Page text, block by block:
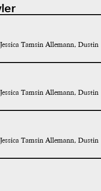
Tamsin Allemann, Dustin
Tamsin Allemann, Dustin
Tamsin Allemann, Dustin